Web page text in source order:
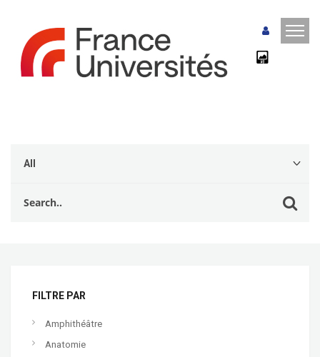
FILTRE PAR
Amphithéâtre
Anatomie